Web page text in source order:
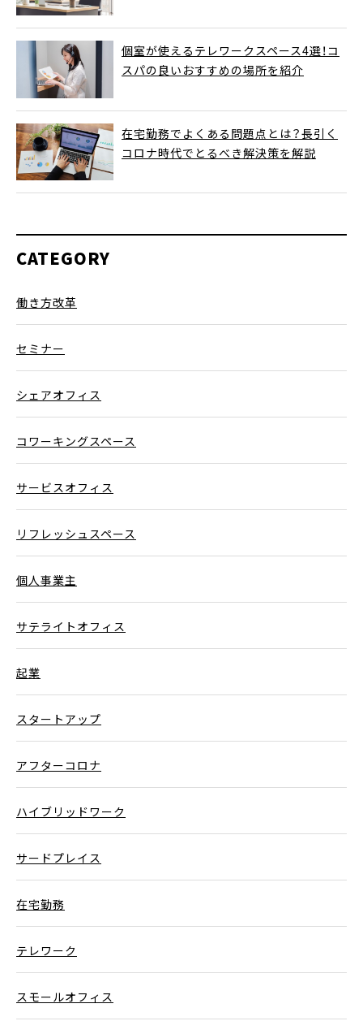
個室が使えるテレワークスペース4選！コ
スパの良いおすすめの場所を紹介
在宅勤務でよくある問題点とは？長引く
コロナ時代でとるべき解決策を解説
CATEGORY
働き方改革
セミナー
シェアオフィス
コワーキングスペース
サービスオフィス
リフレッシュスペース
個人事業主
サテライトオフィス
起業
スタートアップ
アフターコロナ
ハイブリッドワーク
サードプレイス
在宅勤務
テレワーク
スモールオフィス